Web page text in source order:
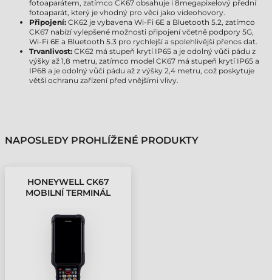
fotoaparátem, zatímco CK67 obsahuje i 8megapixelový přední
fotoaparát, který je vhodný pro věci jako videohovory.
Připojení: CK62 je vybavena Wi-Fi 6E a Bluetooth 5.2, zatímco
CK67 nabízí vylepšené možnosti připojení včetně podpory 5G,
Wi-Fi 6E a Bluetooth 5.3 pro rychlejší a spolehlivější přenos dat.
Trvanlivost: CK62 má stupeň krytí IP65 a je odolný vůči pádu z
výšky až 1,8 metru, zatímco model CK67 má stupeň krytí IP65 a
IP68 a je odolný vůči pádu až z výšky 2,4 metru, což poskytuje
větší ochranu zařízení před vnějšími vlivy.
NAPOSLEDY PROHLÍŽENÉ PRODUKTY
HONEYWELL CK67
MOBILNÍ TERMINÁL